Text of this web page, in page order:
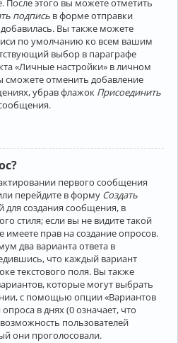
подпись в форме отправки
Вы также можете
по умолчанию ко всем вашим
выбор в параграфе
«Личные настройки» в личном
сможете отменить добавление
убрав флажок Присоединить
первого сообщения
перейдите в форму Создать
создания сообщения, в
стиля; если вы не видите такой
прав на создание опросов.
два варианта ответа в
что каждый вариант
текстового поля. Вы также
которые могут выбрать
с помощью опции «Вариантов
в днях (0 означает, что
пользователей
они проголосовали.